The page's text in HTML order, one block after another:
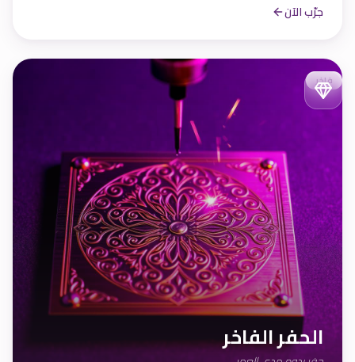
جرّب الآن
فاخر
الحفر الفاخر